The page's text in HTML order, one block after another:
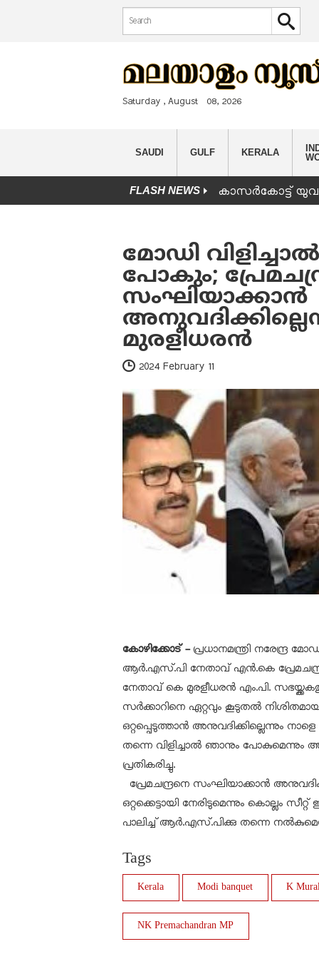
Search form
Search
Saturday , August 08, 2026
SAUDI GULF KERALA
FLASH NEWS കാസർകോട്ട്
മോഡി
പോകും;
സംഘിയാക്കാൻ
മുരളീധരൻ
2024 February 11
കോഴിക്കോട് -പ്രധാനമന്ത്രി നരേന്ദ്ര
ആർ.എസ്.പി നേതാവ് എൻ.കെ
നേതാവ് കെ മുരളീധരൻ എം.പി.
സർക്കാറിനെ ഏറ്റവും കൂടുതൽ നിശിതമായി
ഒറ്റപ്പെടുത്താൻ അനുവദിക്കില്ലെന്നും
തന്നെ വിളിച്ചാൽ ഞാനും പോകുമെന്നും
പ്രതികരിച്ചു.
പ്രേമചന്ദ്രനെ സംഘിയാക്കാൻ
ഒറ്റക്കെട്ടായി നേരിടുമെന്നും കൊല്ലം
പാലിച്ച് ആർ.എസ്.പിക്കു തന്നെ
Tags
Kerala Modi banquet K
NK Premachandran MP